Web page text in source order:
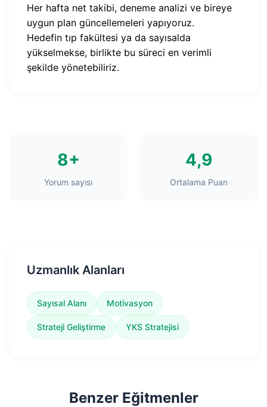
Her hafta net takibi, deneme analizi ve bireye
uygun plan güncellemeleri yapıyoruz.
Hedefin tıp fakültesi ya da sayısalda
yükselmekse, birlikte bu süreci en verimli
şekilde yönetebiliriz.
8+
Yorum sayısı
4,9
Ortalama Puan
Uzmanlık Alanları
Sayısal Alanı Motivasyon
Strateji Geliştirme YKS Stratejisi
Benzer Eğitmenler